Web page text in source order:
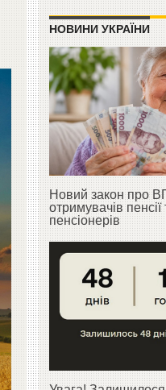
НОВИНИ УКРАЇНИ
Новий закон про
отримувачів
пенсіонерів